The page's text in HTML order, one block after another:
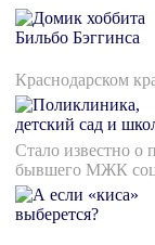
Краснодарском
Стало известно о
бывшего МЖК